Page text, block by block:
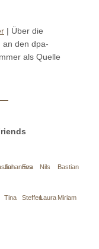
| Über die
an den dpa-
als Quelle
Johannes
Eva Nils Bastian
Tina SteffenLaura Miriam